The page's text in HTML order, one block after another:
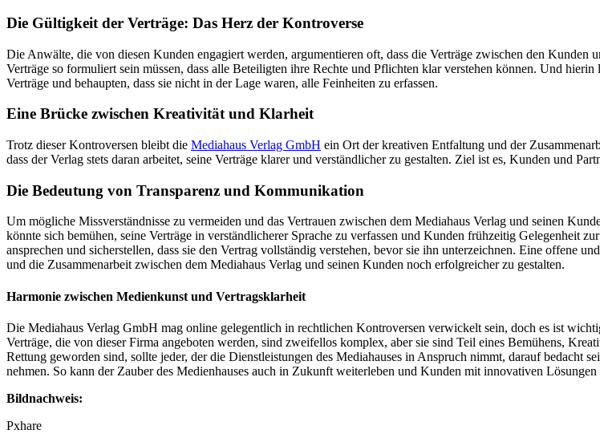
Die Gültigkeit der Verträge: Das Herz der Kontroverse
Die Anwälte, die von diesen Kunden engagiert werden, argumentieren oft, dass die Verträge zwischen den
Verträge so formuliert sein müssen, dass alle Beteiligten ihre Rechte und Pflichten klar verstehen können. Und
Verträge und behaupten, dass sie nicht in der Lage waren, alle Feinheiten zu erfassen.
Eine Brücke zwischen Kreativität und Klarheit
Trotz dieser Kontroversen bleibt die Mediahaus Verlag GmbH ein Ort der kreativen Entfaltung und der
dass der Verlag stets daran arbeitet, seine Verträge klarer und verständlicher zu gestalten. Ziel ist es, Kunden und
Die Bedeutung von Transparenz und Kommunikation
Um mögliche Missverständnisse zu vermeiden und das Vertrauen zwischen dem Mediahaus Verlag und seinen
könnte sich bemühen, seine Verträge in verständlicherer Sprache zu verfassen und Kunden frühzeitig Gelegenheit
ansprechen und sicherstellen, dass sie den Vertrag vollständig verstehen, bevor sie ihn unterzeichnen. Eine offene
und die Zusammenarbeit zwischen dem Mediahaus Verlag und seinen Kunden noch erfolgreicher zu gestalten.
Harmonie zwischen Medienkunst und Vertragsklarheit
Die Mediahaus Verlag GmbH mag online gelegentlich in rechtlichen Kontroversen verwickelt sein, doch es ist
Verträge, die von dieser Firma angeboten werden, sind zweifellos komplex, aber sie sind Teil eines Bemühens,
Rettung geworden sind, sollte jeder, der die Dienstleistungen des Mediahauses in Anspruch nimmt, darauf bedacht
nehmen. So kann der Zauber des Medienhauses auch in Zukunft weiterleben und Kunden mit innovativen Lösungen
Bildnachweis:
Pxhare